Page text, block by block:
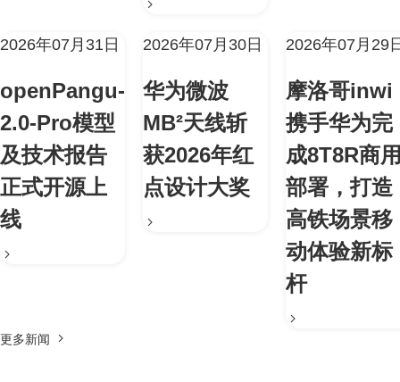
2026年07月31日
openPangu-
2.0-Pro模型
及技术报告
正式开源上
线
2026年07月30日
华为微波
MB²天线斩
获2026年红
点设计大奖
2026年07月29
摩洛哥inwi
携手华为完
成8T8R商
部署，打造
高铁场景移
动体验新标
杆
更多新闻